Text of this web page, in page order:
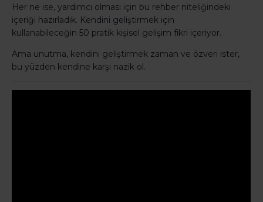
Her ne ise, yardımcı olması için bu rehber niteliğindeki
içeriği hazırladık. Kendini geliştirmek için
kullanabileceğin 50 pratik kişisel gelişim fikri içeriyor.
Ama unutma, kendini geliştirmek zaman ve özveri ister,
bu yüzden kendine karşı nazik ol.